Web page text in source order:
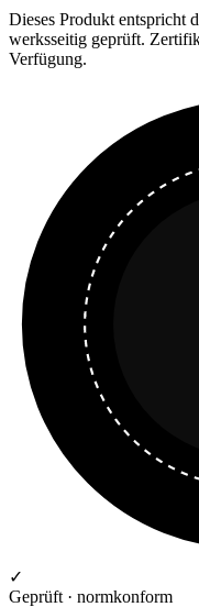
Dieses Produkt entspricht
werksseitig geprüft.
Verfügung.
✓
Geprüft · normkonform